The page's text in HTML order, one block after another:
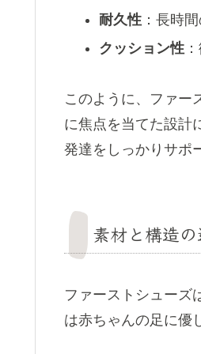
耐久性：長時間
クッション性：
このように、ファー
に焦点を当てた設計
発達をしっかりサポ
素材と構造
ファーストシューズ
は赤ちゃんの足に優